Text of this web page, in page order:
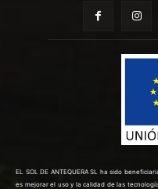
EL SOL DE ANTEQUERA SL ha sido
es mejorar el uso y la calidad de las